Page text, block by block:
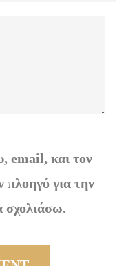
email, και τον
πλοηγό για την
σχολιάσω.